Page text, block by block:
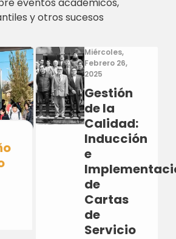
y otros sucesos
Miércoles,
Febrero 26,
2025
Gestión
de la
Calidad:
Inducción
e
de
Cartas
de
Servicio